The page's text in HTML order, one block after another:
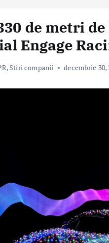
de metri
Engage
, Stiri companii decembrie 30,